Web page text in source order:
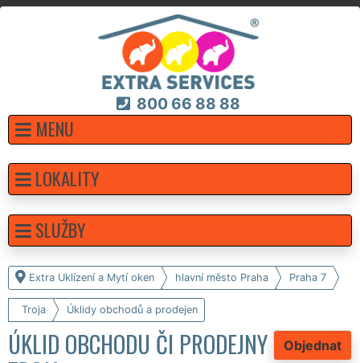
800 66 88 88
MENU
Extra Uklízení a Mytí oken hlavní město Praha Praha 7
Troja Úklidy obchodů a prodejen
Objednat
ÚKLID OBCHODU ČI PRODEJNY
LOKALITY
SLUŽBY